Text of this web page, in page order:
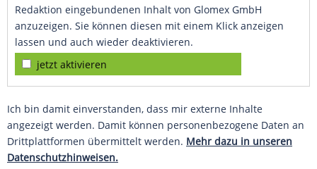
Redaktion eingebundenen Inhalt von Glomex GmbH
anzuzeigen. Sie können diesen mit einem Klick anzeigen
lassen und auch wieder deaktivieren.
jetzt aktivieren
Ich bin damit einverstanden, dass mir externe Inhalte
angezeigt werden. Damit können personenbezogene Daten an
Drittplattformen übermittelt werden. Mehr dazu in unseren
Datenschutzhinweisen.